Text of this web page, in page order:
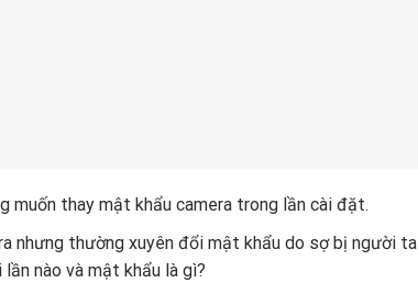
muốn thay mật khẩu camera trong lần cài đặt.
nhưng thường xuyên đổi mật khẩu do sợ bị người ta
nào và mật khẩu là gì?